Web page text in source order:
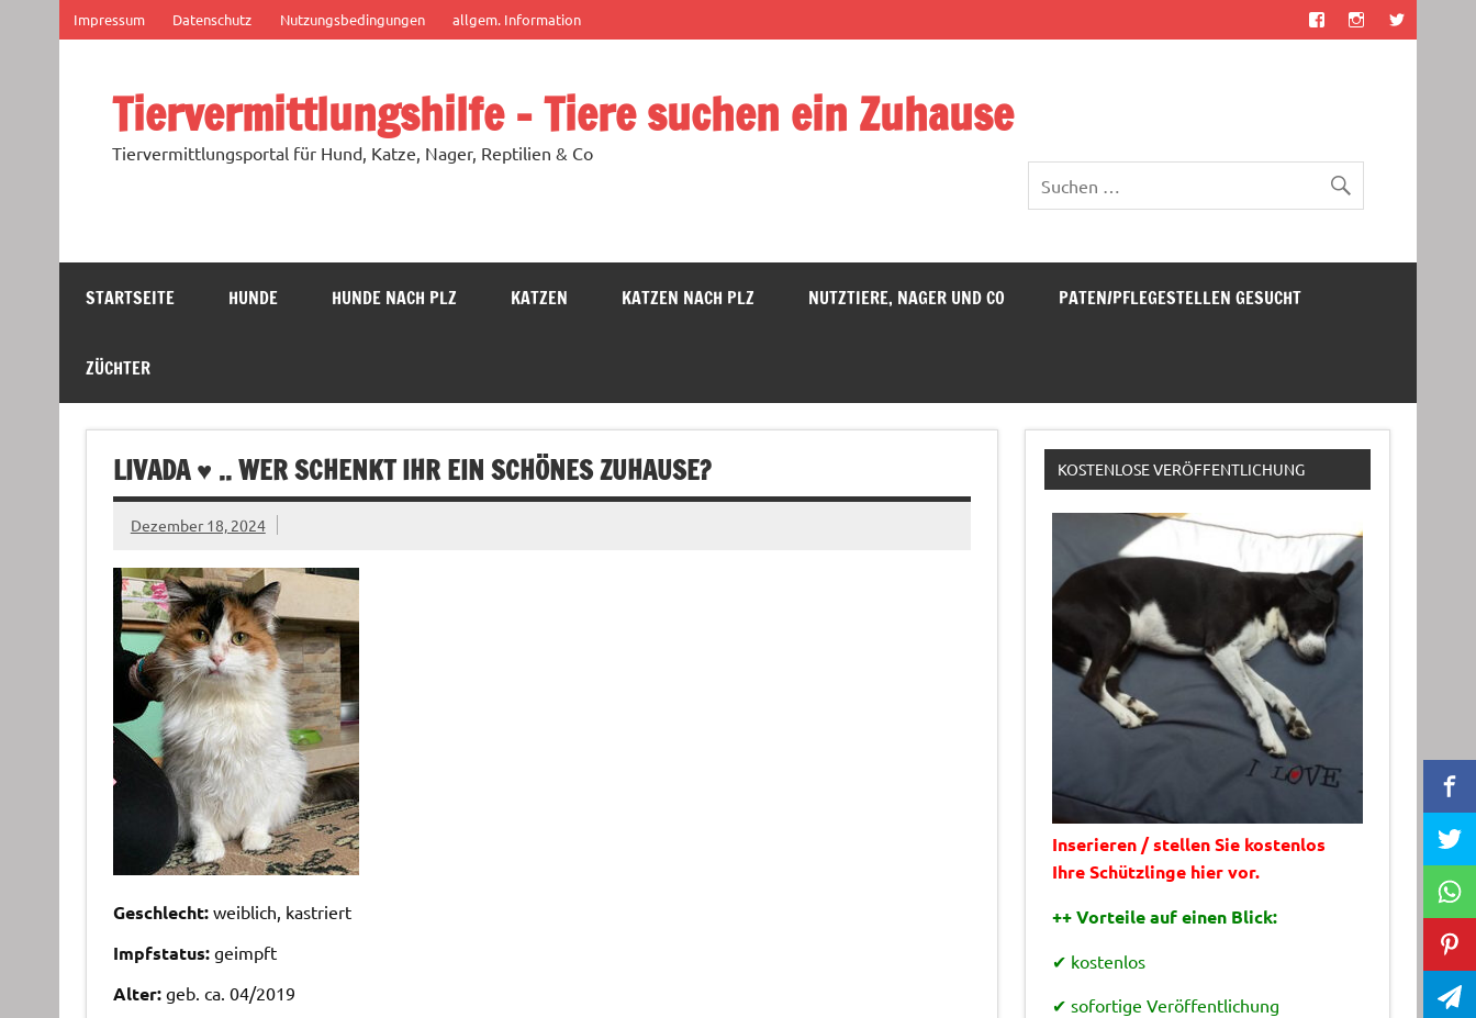
springen
Impressum Datenschutz Nutzungsbedingungen allgem. Information
Tiervermittlungshilfe – Tiere suchen ein Zuhause
Tiervermittlungsportal für Hund, Katze, Nager, Reptilien & Co
STARTSEITE HUNDE HUNDE NACH PLZ KATZEN KATZEN NACH PLZ NUTZTIERE, NAGER UND CO PATEN/PFLEGESTELLEN GESUCHT
ZÜCHTER
LIVADA ♥ .. WER SCHENKT IHR EIN SCHÖNES ZUHAUSE?
Dezember 18, 2024
Geschlecht: weiblich, kastriert
Impfstatus:geimpft
Alter: geb. ca. 04/2019
KOSTENLOSE VERÖFFENTLICHUNG
Inserieren / stellen Sie kostenlos
Ihre Schützlinge hier vor.
++ Vorteile auf einen Blick:
✔ kostenlos
✔ sofortige Veröffentlichung